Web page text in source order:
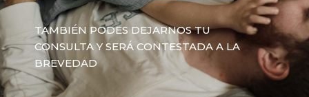
TAMBIÉN PODES DEJARNOS TU
CONSULTA Y SERÁ CONTESTADA A LA
BREVEDAD